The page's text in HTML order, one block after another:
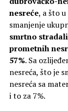
nesreće, a što
smanjenje
smrtno
prometnih
57%. Sa
nesreća, što je
nesreća sa
i to za 7%.